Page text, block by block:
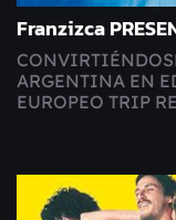
Franzizca
ARGENTINA EN
EUROPEO TRIP